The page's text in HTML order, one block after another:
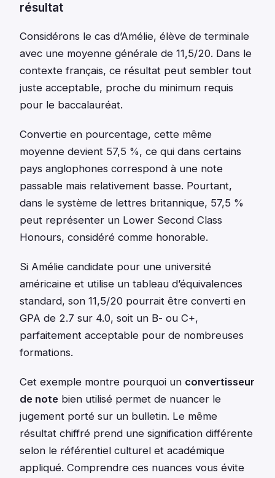
résultat
Considérons le cas d’Amélie, élève de terminale
avec une moyenne générale de 11,5/20. Dans le
contexte français, ce résultat peut sembler tout
juste acceptable, proche du minimum requis
pour le baccalauréat.
Convertie en pourcentage, cette même
moyenne devient 57,5 %, ce qui dans certains
pays anglophones correspond à une note
passable mais relativement basse. Pourtant,
dans le système de lettres britannique, 57,5 %
peut représenter un Lower Second Class
Honours, considéré comme honorable.
Si Amélie candidate pour une université
américaine et utilise un tableau d’équivalences
standard, son 11,5/20 pourrait être converti en
GPA de 2.7 sur 4.0, soit un B- ou C+,
parfaitement acceptable pour de nombreuses
formations.
Cet exemple montre pourquoi un convertisseur
de note bien utilisé permet de nuancer le
jugement porté sur un bulletin. Le même
résultat chiffré prend une signification différente
selon le référentiel culturel et académique
appliqué. Comprendre ces nuances vous évite